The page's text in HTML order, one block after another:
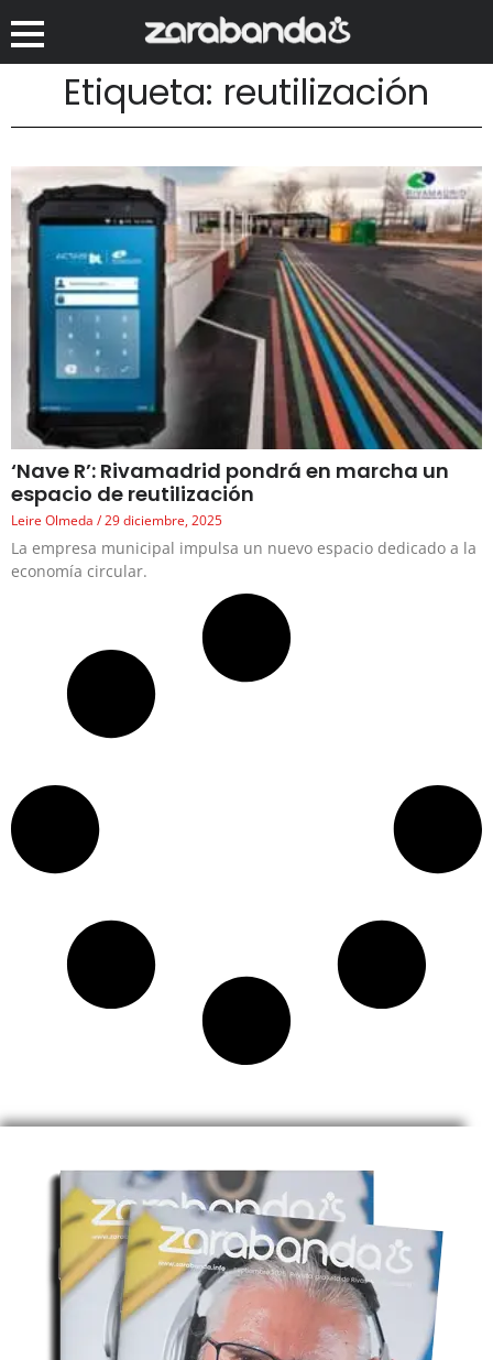
Etiqueta: reutilización
‘Nave R’: Rivamadrid pondrá en marcha un
espacio de reutilización
Leire Olmeda 29 diciembre, 2025
La empresa municipal impulsa un nuevo espacio dedicado a la
economía circular.